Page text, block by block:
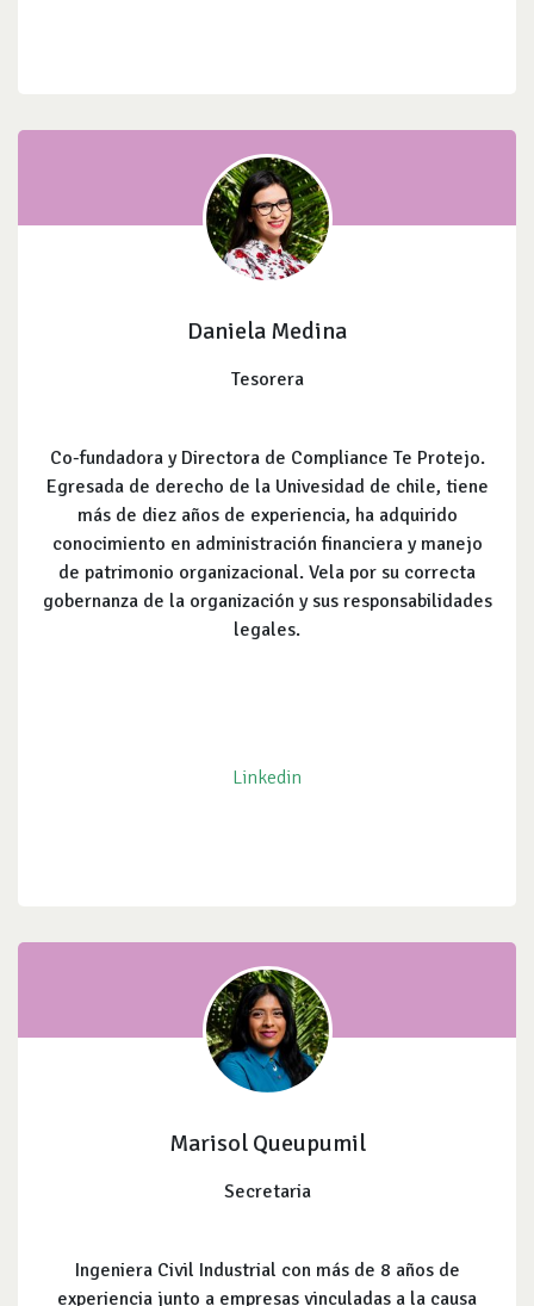
Daniela Medina
Tesorera
Co-fundadora y Directora de Compliance Te Protejo.
Egresada de derecho de la Univesidad de chile, tiene
más de diez años de experiencia, ha adquirido
conocimiento en administración financiera y manejo
de patrimonio organizacional. Vela por su correcta
gobernanza de la organización y sus responsabilidades
legales.
Linkedin
Marisol Queupumil
Secretaria
Ingeniera Civil Industrial con más de 8 años de
experiencia junto a empresas vinculadas a la causa